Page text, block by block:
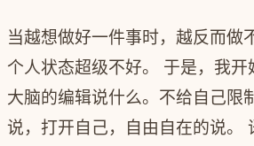
当越想做好一件事时，越反而做
个人状态超级不好。 于是，我
大脑的编辑说什么。不给自己限
说，打开自己，自由自在的说。